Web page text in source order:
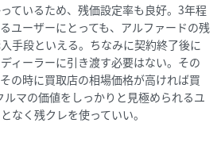
ているため、残価設定率も良好。3年程
ユーザーにとっても、アルファードの残
手段といえる。ちなみに契約終了後に
ィーラーに引き渡す必要はない。その
の時に買取店の相場価格が高ければ買
マの価値をしっかりと見極められるユ
なく残クレを使っていい。